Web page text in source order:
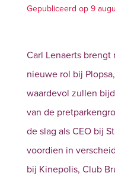
Gepubliceerd op 9
Carl Lenaerts
nieuwe rol bij
waardevol zullen
van de
de slag als CEO bij
voordien in
bij Kinepolis, Club